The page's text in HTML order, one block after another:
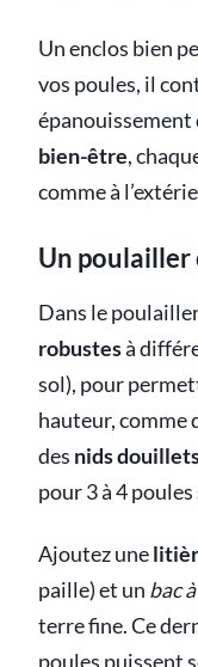
Un enclos bien
vos poules, il
bien-être,
comme à
Un
Dans le
robustesà
sol), pour
hauteur, comme
des nids
pour 3 à 4
Ajoutez une
paille) et un bac
terre fine. Ce
poules puissent